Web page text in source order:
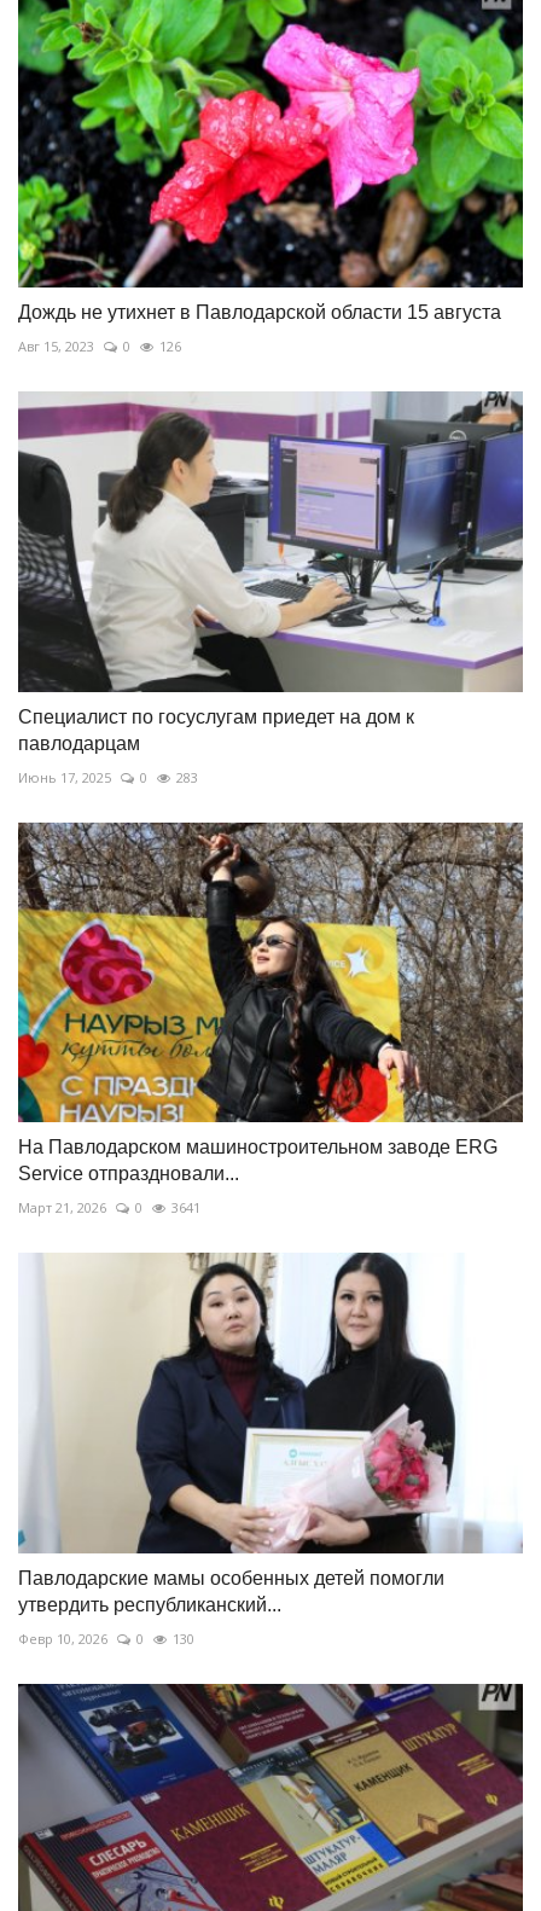
Дождь не утихнет в Павлодарской области 15 августа
Авг 15, 2023 0 126
Специалист по госуслугам приедет на дом к
павлодарцам
Июнь 17, 2025 0 283
На Павлодарском машиностроительном заводе ERG
Service отпраздновали...
Март 21, 2026 0 3641
Павлодарские мамы особенных детей помогли
утвердить республиканский...
Февр 10, 2026 0 130